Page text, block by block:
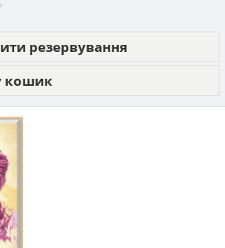
резервування
кошик